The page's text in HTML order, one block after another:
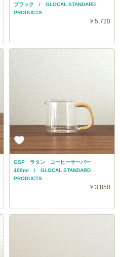
ブラック / GLOCAL STANDARD
PRODUCTS
￥5,720
GSP ラタン コーヒーサーバー
400ml / GLOCAL STANDARD
PRODUCTS
￥3,850